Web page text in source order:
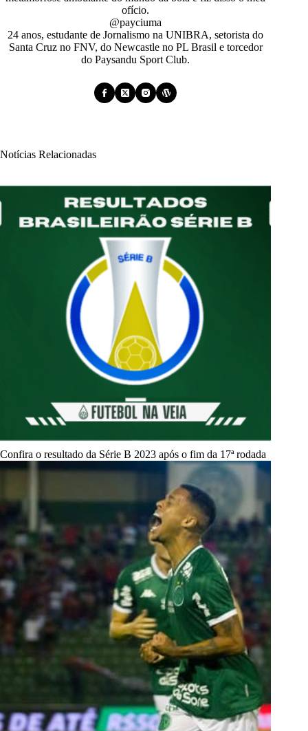
ofício.
@payciuma
24 anos, estudante de Jornalismo na UNIBRA, setorista do
Santa Cruz no FNV, do Newcastle no PL Brasil e torcedor
do Paysandu Sport Club.
Notícias Relacionadas
Confira o resultado da Série B 2023 após o fim da 17ª rodada